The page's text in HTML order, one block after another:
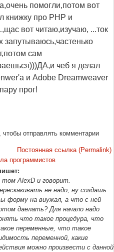
помогли,потом вот
книжку про PHP и
вот читаю,изучаю, ...ток
запутываюсь,частенько
сам
чеб я делал
и Adobe Dreamweaver
прог!
чтобы отправлять комментарии
Постоянная ссылка (Permalink)
программистов
AlexD и говорит.
не надо, ну создашь
форму на виужал, а что с ней
даелать? Для начало надо
что такое процедура, что
переменные, что такое
переменной, какие
можно произвести с данной